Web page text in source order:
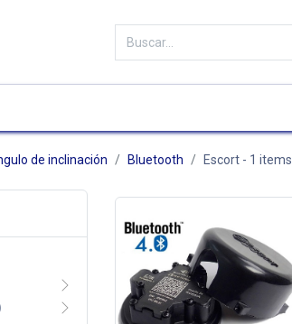
de inclinación Bluetooth Escort- 1 items